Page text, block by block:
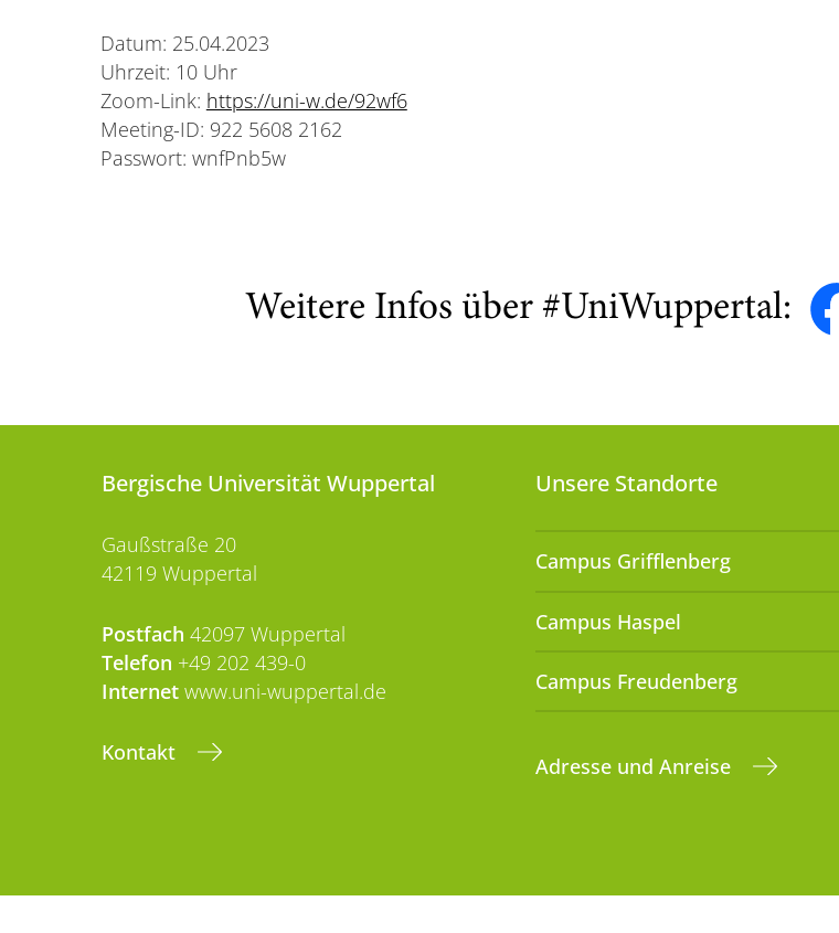
Datum: 25.04.2023
Uhrzeit: 10 Uhr
Zoom-Link: https://uni-w.de/92wf6
Meeting-ID: 922 5608 2162
Passwort: wnfPnb5w
Weitere Infos über #UniWuppertal:
Bergische Universität Wuppertal
Gaußstraße 20
42119 Wuppertal
Postfach 42097 Wuppertal
Telefon +49 202 439-0
Internet www.uni-wuppertal.de
Kontakt
Unsere Standorte
Campus Grifflenberg
Campus Haspel
Campus Freudenberg
Adresse und Anreise